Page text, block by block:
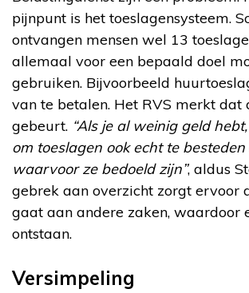
pijnpunt is het toeslagensysteem.
ontvangen mensen wel 13
allemaal voor een bepaald doel
gebruiken. Bijvoorbeeld
van te betalen. Het RVS merkt dat
gebeurt. “Als je al weinig geld
om toeslagen ook echt te
waarvoor ze bedoeld zijn”, aldus
gebrek aan overzicht zorgt ervoor
gaat aan andere zaken, waardoor
ontstaan.
Versimpeling